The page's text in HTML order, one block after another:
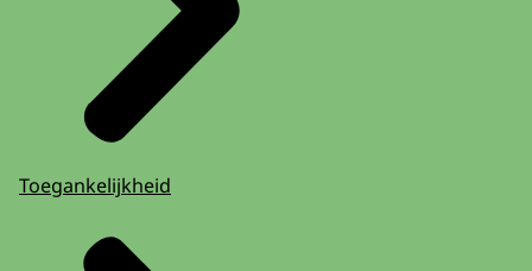
Toegankelijkheid